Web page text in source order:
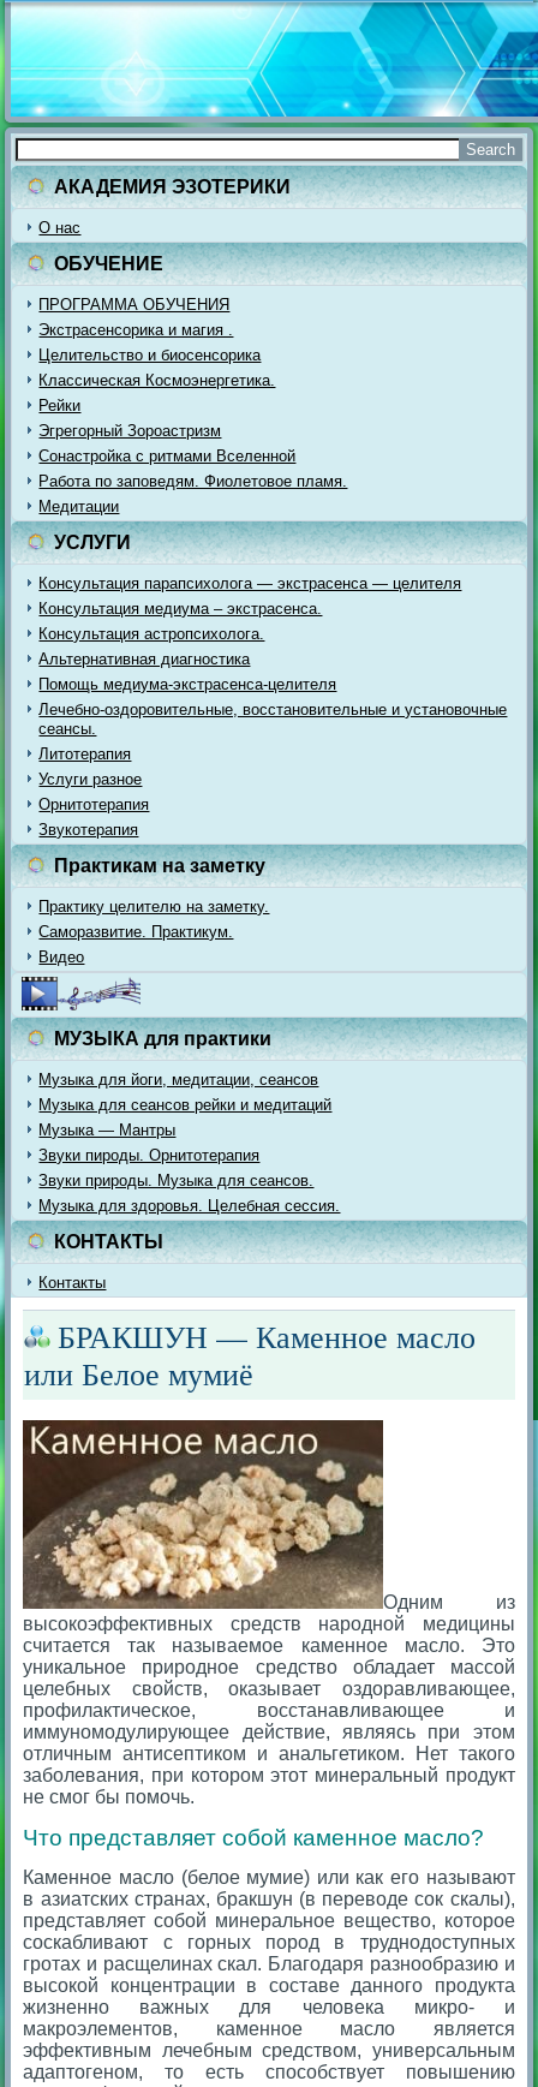
АКАДЕМИЯ ЭЗОТЕРИКИ
О нас
ОБУЧЕНИЕ
ПРОГРАММА ОБУЧЕНИЯ
Экстрасенсорика и магия .
Целительство и биосенсорика
Классическая Космоэнергетика.
Рейки
Эгрегорный Зороастризм
Сонастройка с ритмами Вселенной
Работа по заповедям. Фиолетовое пламя.
Медитации
УСЛУГИ
Консультация парапсихолога — экстрасенса — целителя
Консультация медиума – экстрасенса.
Консультация астропсихолога.
Альтернативная диагностика
Помощь медиума-экстрасенса-целителя
Лечебно-оздоровительные, восстановительные и установочные
сеансы.
Литотерапия
Услуги разное
Орнитотерапия
Звукотерапия
Практикам на заметку
Практику целителю на заметку.
Саморазвитие. Практикум.
Видео
МУЗЫКА для практики
Музыка для йоги, медитации, сеансов
Музыка для сеансов рейки и медитаций
Музыка — Мантры
Звуки пироды. Орнитотерапия
Звуки природы. Музыка для сеансов.
Музыка для здоровья. Целебная сессия.
КОНТАКТЫ
Контакты
БРАКШУН — Каменное масло
или Белое мумиё
Одним из
высокоэффективных средств народной медицины
считается так называемое каменное масло. Это
уникальное природное средство обладает массой
целебных свойств, оказывает оздоравливающее,
профилактическое, восстанавливающее и
иммуномодулирующее действие, являясь при этом
отличным антисептиком и анальгетиком. Нет такого
заболевания, при котором этот минеральный продукт
не смог бы помочь.
Что представляет собой каменное масло?
Каменное масло (белое мумие) или как его называют
в азиатских странах, бракшун (в переводе сок скалы),
представляет собой минеральное вещество, которое
соскабливают с горных пород в труднодоступных
гротах и расщелинах скал. Благодаря разнообразию и
высокой концентрации в составе данного продукта
жизненно важных для человека микро- и
макроэлементов, каменное масло является
эффективным лечебным средством, универсальным
адаптогеном, то есть способствует повышению